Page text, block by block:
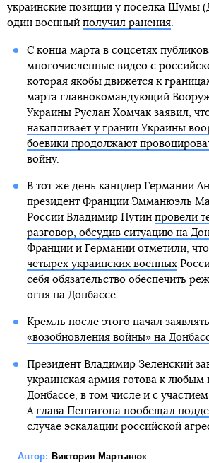
украинские позиции у поселка Шумы
один военный получил ранения.
С конца марта в соцсетях
многочисленные видео с
которая якобы движется к
марта главнокомандующий
Украины Руслан Хомчак заявил,
накапливает у границ Украины
боевики продолжают
войну.
В тот же день канцлер Германии
президент Франции Эмманюэль
России Владимир Путин провели
разговор, обсудив ситуацию на
Франции и Германии отметили,
четырех украинских военных
себя обязательство обеспечить
огня на Донбассе.
Кремль после этого начал
«возобновления войны» на
Президент Владимир Зеленский
украинская армия готова к любым
Донбассе, в том числе и с участием
А глава Пентагона пообещал
случае эскалации российской
Автор: Виктория Мартынюк